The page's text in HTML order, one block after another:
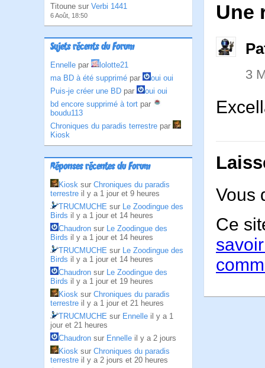
Titoune sur Verbi 1441
6 Août, 18:50
Sujets récents du Forum
Ennelle par
lolotte21
ma BD à été supprimé par
oui oui
Puis-je créer une BD par
oui oui
bd encore supprimé à tort par
boudu113
Chroniques du paradis terrestre par
Kiosk
Réponses récentes du Forum
Kiosk sur Chroniques du paradis
terrestre il y a 1 jour et 9 heures
TRUCMUCHE sur Le Zoodingue des
Birds il y a 1 jour et 14 heures
Chaudron sur Le Zoodingue des
Birds il y a 1 jour et 14 heures
TRUCMUCHE sur Le Zoodingue des
Birds il y a 1 jour et 14 heures
Chaudron sur Le Zoodingue des
Birds il y a 1 jour et 19 heures
Kiosk sur Chroniques du paradis
terrestre il y a 1 jour et 21 heures
TRUCMUCHE sur Ennelle il y a 1
jour et 21 heures
Chaudron sur Ennelle il y a 2 jours
Kiosk sur Chroniques du paradis
terrestre il y a 2 jours et 20 heures
Une
3
Vous
Ce